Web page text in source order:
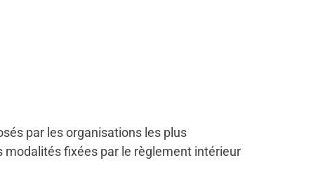
par les organisations les plus
fixées par le règlement intérieur